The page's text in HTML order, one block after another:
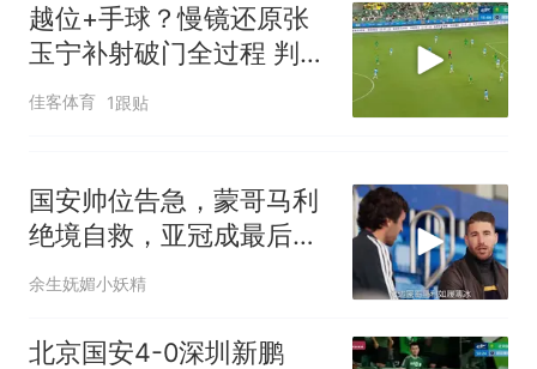
越位+手球？慢镜还原张
玉宁补射破门全过程 判罚
到底有没有问题
佳客体育 1跟贴
国安帅位告急，蒙哥马利
绝境自救，亚冠成最后底
牌
余生妩媚小妖精
北京国安4-0深圳新鹏